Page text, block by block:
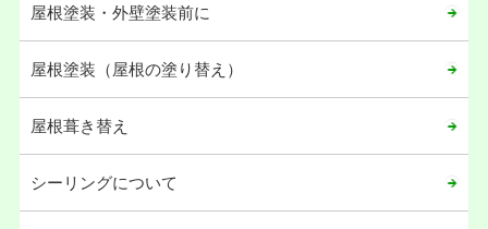
屋根塗装・外壁塗装前に
屋根塗装（屋根の塗り替え）
屋根葺き替え
シーリングについて